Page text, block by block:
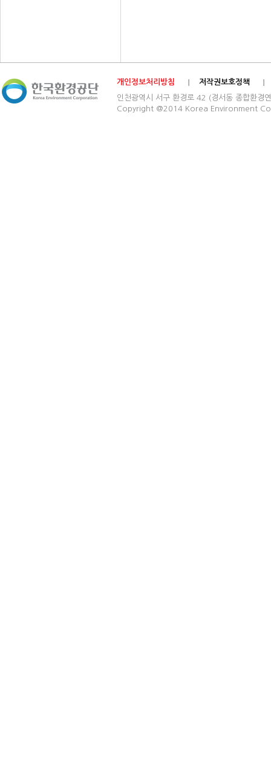
개인정보처리방침
저작권보호정책
인천광역시 서구 환경로 42 (경서동 종합
Copyright @2014 Korea Environment